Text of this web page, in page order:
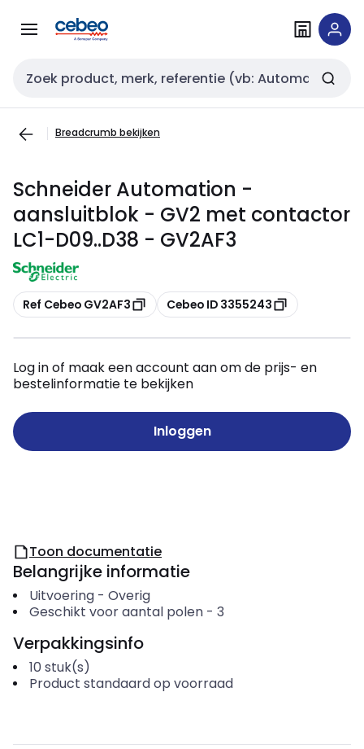
naar
naar
Zoekveld invoer
Breadcrumb bekijken
Schneider Automation -
aansluitblok - GV2 met contactor
LC1-D09..D38 - GV2AF3
Kopiëren
Ref Cebeo GV2AF3 Kopiëren
Cebeo ID 3355243
Log in of maak een account aan om de prijs- en
bestelinformatie te bekijken
Inloggen
Toon documentatie
Belangrijke informatie
Uitvoering- Overig
Geschikt voor aantal polen- 3
Verpakkingsinfo
10 stuk(s)
Product standaard op voorraad